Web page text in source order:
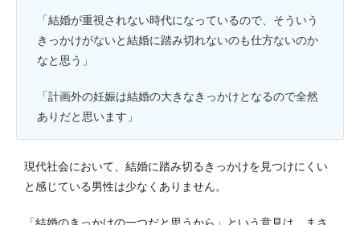
「結婚が重視されない時代になっているので、そういう
きっかけがないと結婚に踏み切れないのも仕方ないのか
なと思う」
「計画外の妊娠は結婚の大きなきっかけとなるので全然
ありだと思います」
現代社会において、結婚に踏み切るきっかけを見つけにくい
と感じている男性は少なくありません。